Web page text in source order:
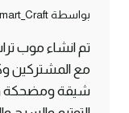
بواسطة
تم انشاء موب
مع المشتركين
شيقة ومضحكة